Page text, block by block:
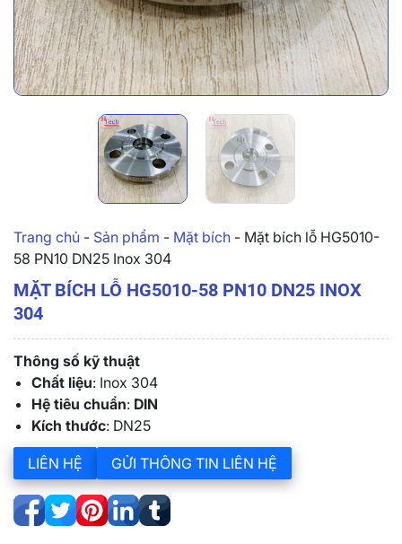
Trang chủ - Sản phẩm - Mặt bích - Mặt bích lỗ HG5010-
58 PN10 DN25 Inox 304
MẶT BÍCH LỖ HG5010-58 PN10 DN25 INOX
304
Thông số kỹ thuật
Chất liệu: Inox 304
Hệ tiêu chuẩn: DIN
Kích thước: DN25
LIÊN HỆ GỬI THÔNG TIN LIÊN HỆ